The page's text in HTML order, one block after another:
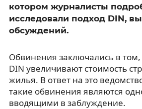
котором журналисты
исследовали подход DIN,
обсуждений.
Обвинения заключались в том,
DIN увеличивают стоимость
жилья. В ответ на это
такие обвинения являются
вводящими в заблуждение.